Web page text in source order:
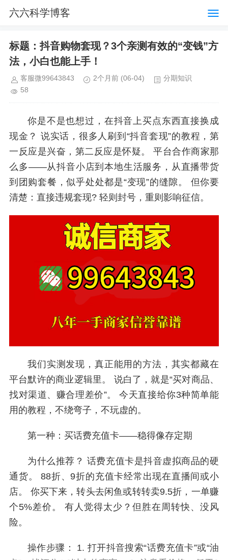
六六科学博客
标题：抖音购物套现？3个亲测有效的“变钱”方
法，小白也能上手！
客服微99643843 2个月前 (06-04)
分期知识
58
你是不是也想过，在抖音上买点东西直接换成
现金？ 说实话，很多人刷到“抖音套现”的教程，第
一反应是兴奋，第二反应是怀疑。 平台合作商家那
么多——从抖音小店到本地生活服务，从直播带货
到团购套餐，似乎处处都是“变现”的缝隙。 但你要
清楚：直接违规套现? 轻则封号，重则影响征信。
我们实测发现，真正能用的方法，其实都藏在
平台默许的商业逻辑里。 说白了，就是“买对商品、
找对渠道、赚合理差价”。 今天直接给你3种简单能
用的教程，不绕弯子，不玩虚的。
第一种：买话费充值卡——稳得像存定期
为什么推荐？ 话费充值卡是抖音虚拟商品的硬
通货。 88折、9折的充值卡经常出现在直播间或小
店。 你买下来，转头去闲鱼或转转卖9.5折，一单赚
个5%差价。 有人觉得太少？但胜在周转快、没风
险。
操作步骤： 1. 打开抖音搜索“话费充值卡”或“油